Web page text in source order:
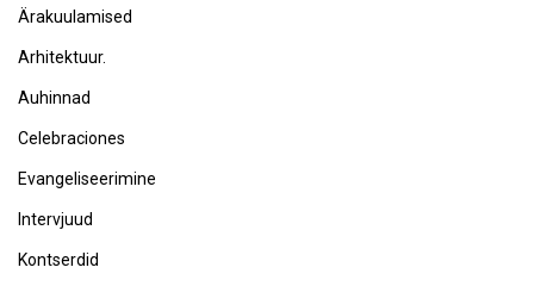
Ärakuulamised
Arhitektuur.
Auhinnad
Celebraciones
Evangeliseerimine
Intervjuud
Kontserdid